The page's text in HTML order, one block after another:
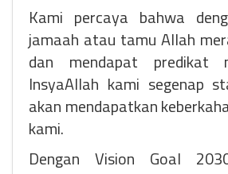
Kami percaya bahwa
jamaah atau tamu Allah
dan mendapat predikat
InsyaAllah kami segenap
akan mendapatkan
kami.
Dengan Vision Goal